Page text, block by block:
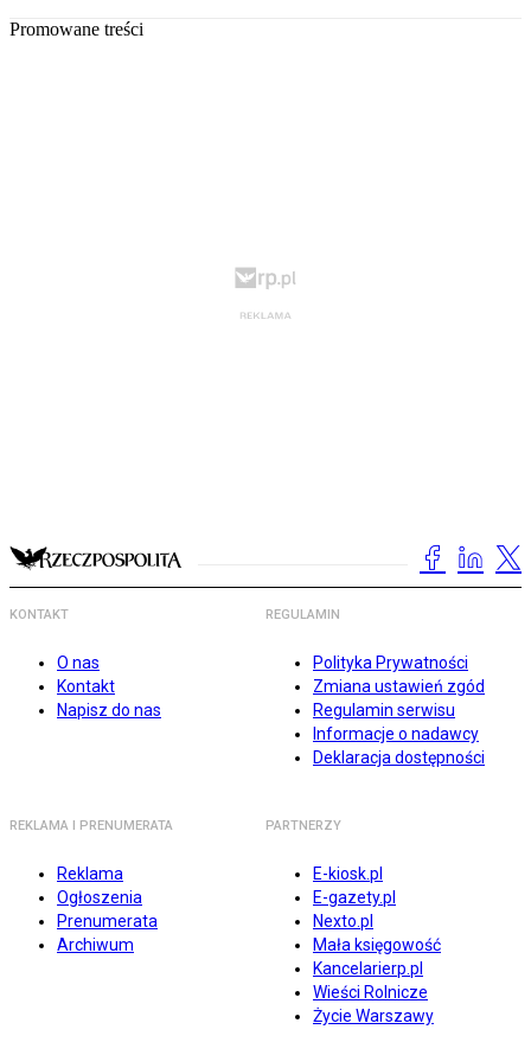
Promowane treści
KONTAKT
O nas
Kontakt
Napisz do nas
REGULAMIN
Polityka Prywatności
Zmiana ustawień zgód
Regulamin serwisu
Informacje o nadawcy
Deklaracja dostępności
REKLAMA I PRENUMERATA
Reklama
Ogłoszenia
Prenumerata
Archiwum
PARTNERZY
E-kiosk.pl
E-gazety.pl
Nexto.pl
Mała księgowość
Kancelarierp.pl
Wieści Rolnicze
Życie Warszawy